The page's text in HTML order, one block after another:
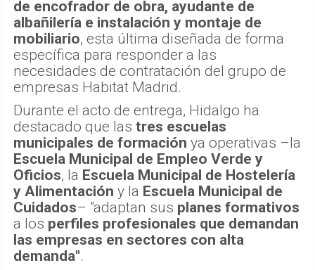
de encofrador de obra, ayudante de
albañilería e instalación y montaje de
mobiliario, esta última diseñada de forma
específica para responder a las
necesidades de contratación del grupo de
empresas Habitat Madrid.
Durante el acto de entrega, Hidalgo ha
destacado que las tres escuelas
municipales de formación ya operativas –la
Escuela Municipal de Empleo Verde y
Oficios, la Escuela Municipal de Hostelería
y Alimentación y la Escuela Municipal de
Cuidados– "adaptan sus planes formativos
a los perfiles profesionales que demandan
las empresas en sectores con alta
demanda".